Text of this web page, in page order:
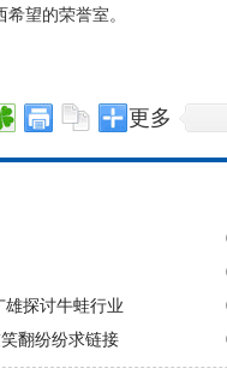
望的荣誉室。
更多
探讨牛蛙行业
翻纷纷求链接